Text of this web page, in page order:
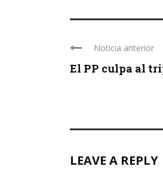
Noticia anterior
El PP culpa al
LEAVE A REPLY